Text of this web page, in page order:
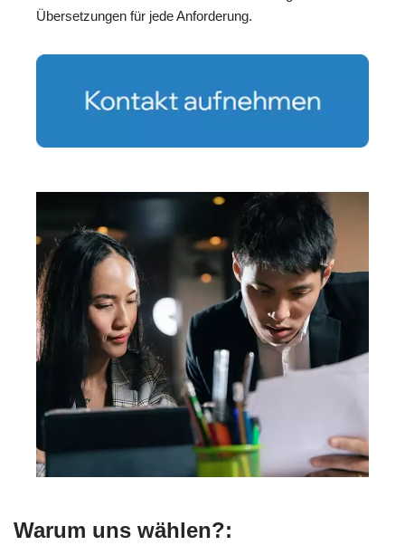
Übersetzungen für jede Anforderung.
Warum uns wählen?: